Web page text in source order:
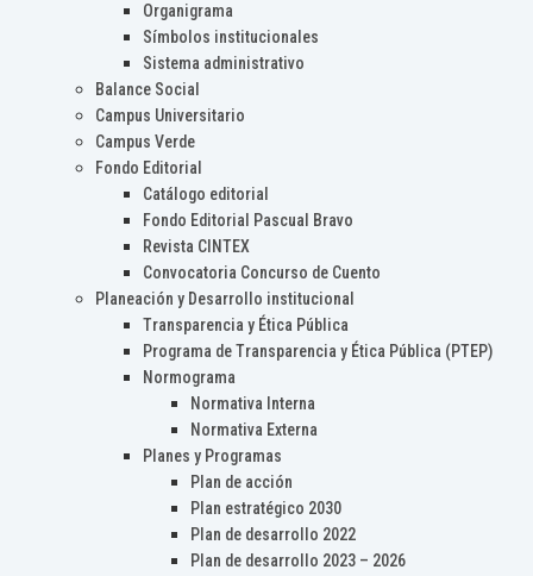
Organigrama
Símbolos institucionales
Sistema administrativo
Balance Social
Campus Universitario
Campus Verde
Fondo Editorial
Catálogo editorial
Fondo Editorial Pascual Bravo
Revista CINTEX
Convocatoria Concurso de Cuento
Planeación y Desarrollo institucional
Transparencia y Ética Pública
Programa de Transparencia y Ética Pública (PTEP)
Normograma
Normativa Interna
Normativa Externa
Planes y Programas
Plan de acción
Plan estratégico 2030
Plan de desarrollo 2022
Plan de desarrollo 2023 – 2026